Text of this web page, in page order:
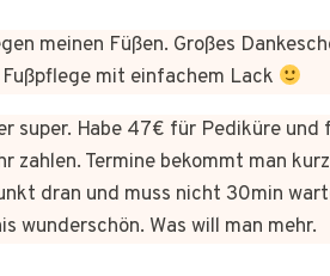
meinen Füßen. Großes
mit einfachem Lack
super. Habe 47€ für Pediküre
zahlen. Termine bekommt man
dran und muss nicht 30min
wunderschön. Was will man mehr.